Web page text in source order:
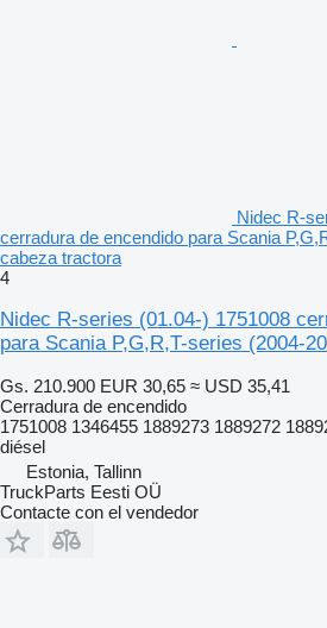
Nidec R-
cerradura de encendido para Scania
cabeza tractora
4
Nidec R-series (01.04-) 1751008
para Scania P,G,R,T-series (2004-
Gs. 210.900 EUR 30,65 ≈ USD 35,41
Cerradura de encendido
1751008 1346455 1889273 1889272
diésel
Estonia, Tallinn
TruckParts Eesti OÜ
Contacte con el vendedor